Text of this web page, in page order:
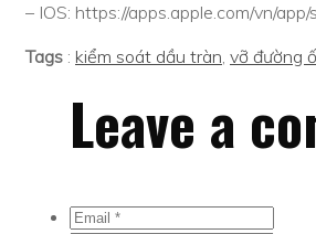
– IOS: https://apps.apple.com/vn/
Tags : kiểm soát dầu tràn, vỡ đường
Leave a